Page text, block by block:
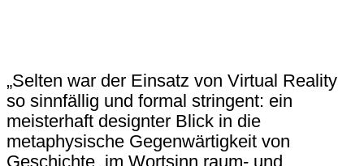
„Selten war der Einsatz von Virtual Reality
so sinnfällig und formal stringent: ein
meisterhaft designter Blick in die
metaphysische Gegenwärtigkeit von
Geschichte, im Wortsinn raum- und